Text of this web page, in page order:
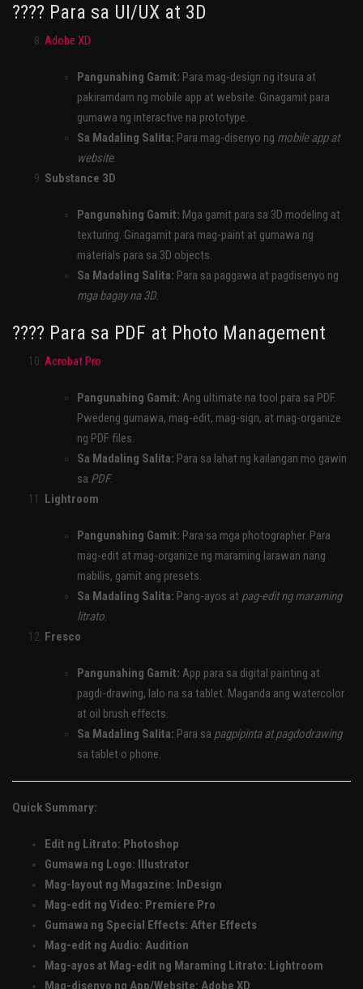
???? Para sa UI/UX at 3D
Adobe XD
Pangunahing Gamit: Para mag-design ng itsura at
pakiramdam ng mobile app at website. Ginagamit para
gumawa ng interactive na prototype.
Sa Madaling Salita: Para mag-disenyo ng mobile app at
website.
Substance 3D
Pangunahing Gamit: Mga gamit para sa 3D modeling at
texturing. Ginagamit para mag-paint at gumawa ng
materials para sa 3D objects.
Sa Madaling Salita: Para sa paggawa at pagdisenyo ng
mga bagay na 3D.
???? Para sa PDF at Photo Management
Acrobat Pro
Pangunahing Gamit: Ang ultimate na tool para sa PDF.
Pwedeng gumawa, mag-edit, mag-sign, at mag-organize
ng PDF files.
Sa Madaling Salita: Para sa lahat ng kailangan mo gawin
sa PDF.
Lightroom
Pangunahing Gamit: Para sa mga photographer. Para
mag-edit at mag-organize ng maraming larawan nang
mabilis, gamit ang presets.
Sa Madaling Salita: Pang-ayos at pag-edit ng maraming
litrato.
Fresco
Pangunahing Gamit: App para sa digital painting at
pagdi-drawing, lalo na sa tablet. Maganda ang watercolor
at oil brush effects.
Sa Madaling Salita: Para sa pagpipinta at pagdodrawing
sa tablet o phone.
Quick Summary:
Edit ng Litrato: Photoshop
Gumawa ng Logo: Illustrator
Mag-layout ng Magazine: InDesign
Mag-edit ng Video: Premiere Pro
Gumawa ng Special Effects: After Effects
Mag-edit ng Audio: Audition
Mag-ayos at Mag-edit ng Maraming Litrato: Lightroom
Mag-disenyo ng App/Website: Adobe XD